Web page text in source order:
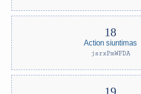
Action siuntimas
jsrxPmWFDA